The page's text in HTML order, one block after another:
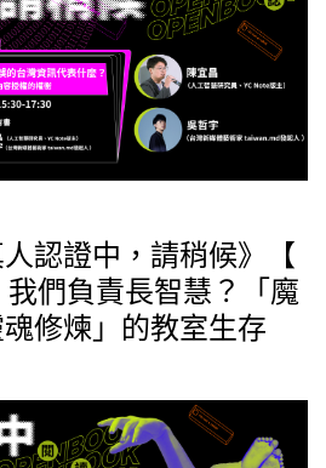
人認證中，請稍候》【
們負責長智慧？「魔
修煉」的教室生存